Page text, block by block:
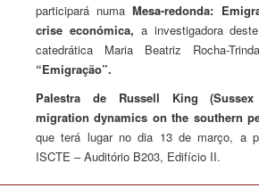
participará numaMesa-redonda:
crise económica, a investigadora
catedrática Maria Beatriz Rocha-
“Emigração”.
Palestra de Russell King
migration dynamics on the southern
que terá lugar no dia 13 de março, a
ISCTE – Auditório B203, Edifício II.